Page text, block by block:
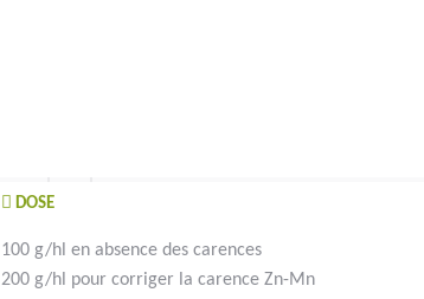
DOSE
100 g/hl en absence des carences
200 g/hl pour corriger la carence Zn-Mn